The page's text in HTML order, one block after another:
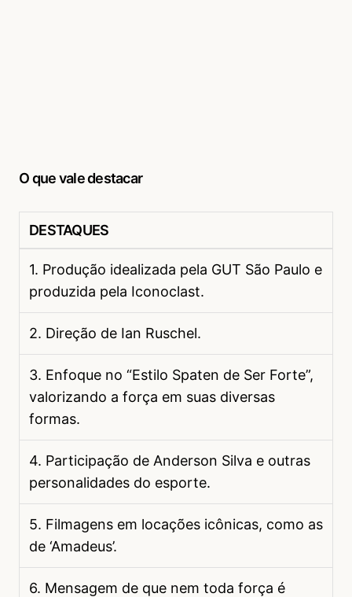
O que vale destacar
DESTAQUES
1. Produção idealizada pela GUT São Paulo e
produzida pela Iconoclast.
2. Direção de Ian Ruschel.
3. Enfoque no “Estilo Spaten de Ser Forte”,
valorizando a força em suas diversas
formas.
4. Participação de Anderson Silva e outras
personalidades do esporte.
5. Filmagens em locações icônicas, como as
de ‘Amadeus’.
6. Mensagem de que nem toda força é